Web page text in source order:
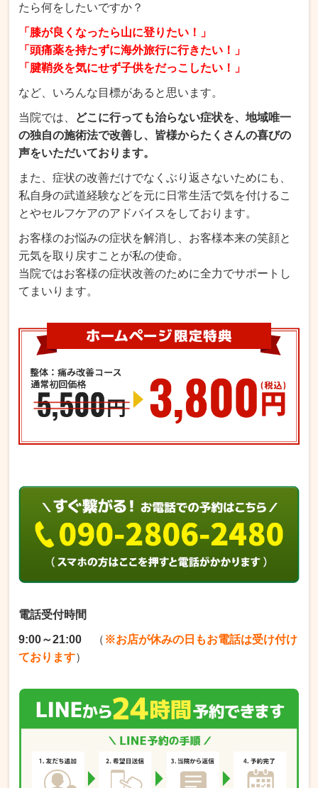
たら何をしたいですか？
「膝が良くなったら山に登りたい！」
「頭痛薬を持たずに海外旅行に行きたい！」
「腱鞘炎を気にせず子供をだっこしたい！」
など、いろんな目標があると思います。
当院では、
どこに行っても治らない症状を、地域唯一
の独自の施術法で改善し、皆様からたくさんの喜びの
声をいただいております。
また、症状の改善だけでなくぶり返さないためにも、
私自身の武道経験などを元に日常生活で気を付けるこ
とやセルフケアのアドバイスをしております。
お客様のお悩みの症状を解消し、お客様本来の笑顔と
元気を取り戻すことが私の使命。
当院ではお客様の症状改善のために全力でサポートし
てまいります。
電話受付時間
9:00～21:00 （ ※お店が休みの日もお電話は受け付け
ております）